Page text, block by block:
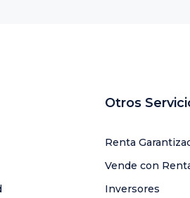
Otros
Renta
Vende con
Inversores